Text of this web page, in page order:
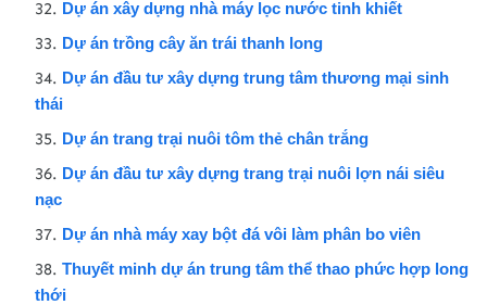
Dự án xây dựng nhà máy lọc nước tinh khiết
Dự án trồng cây ăn trái thanh long
Dự án đầu tư xây dựng trung tâm thương mại sinh
thái
Dự án trang trại nuôi tôm thẻ chân trắng
Dự án đầu tư xây dựng trang trại nuôi lợn nái siêu
nạc
Dự án nhà máy xay bột đá vôi làm phân bo viên
Thuyết minh dự án trung tâm thể thao phức hợp long
thới